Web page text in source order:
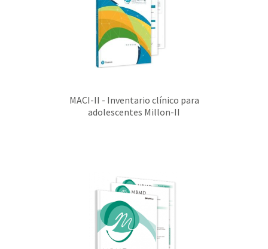
MACI-II - Inventario clínico para
adolescentes Millon-II